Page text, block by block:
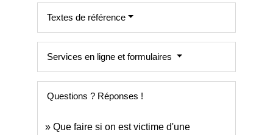
Textes de référence
Services en ligne et formulaires
Questions ? Réponses !
Que faire si on est victime d'une